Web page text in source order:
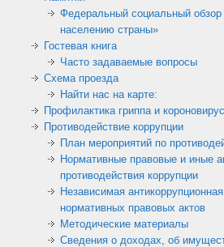
Федеральный социальный
населению страны»
Гостевая книга
Часто задаваемые вопросы
Схема проезда
Найти нас на карте:
Профилактика гриппа и
Противодействие коррупции
План мероприятий по
Нормативные правовые и иные
противодействия коррупции
Независимая
нормативных правовых актов
Методические материалы
Сведения о доходах, об